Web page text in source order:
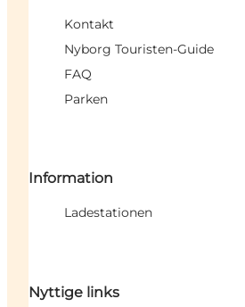
Kontakt
Nyborg Touristen-Guide
FAQ
Parken
Information
Ladestationen
Nyttige links